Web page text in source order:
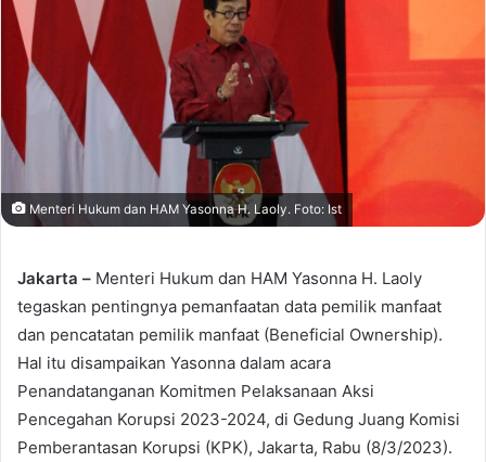
Menteri Hukum dan HAM Yasonna H. Laoly. Foto: Ist
Jakarta – Menteri Hukum dan HAM Yasonna H. Laoly
tegaskan pentingnya pemanfaatan data pemilik manfaat
dan pencatatan pemilik manfaat (Beneficial Ownership).
Hal itu disampaikan Yasonna dalam acara
Penandatanganan Komitmen Pelaksanaan Aksi
Pencegahan Korupsi 2023-2024, di Gedung Juang Komisi
Pemberantasan Korupsi (KPK), Jakarta, Rabu (8/3/2023).